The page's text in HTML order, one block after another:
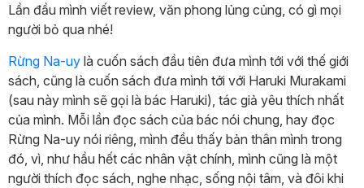
Lần đầu mình viết review, văn phong lủng củng, có gì mọi
người bỏ qua nhé!
Rừng Na-uy là cuốn sách đầu tiên đưa mình tới với thế giới
sách, cũng là cuốn sách đưa mình tới với Haruki Murakami
(sau này mình sẽ gọi là bác Haruki), tác giả yêu thích nhất
của mình. Mỗi lần đọc sách của bác nói chung, hay đọc
Rừng Na-uy nói riêng, mình đều thấy bản thân mình trong
đó, vì, như hầu hết các nhân vật chính, mình cũng là một
người thích đọc sách, nghe nhạc, sống nội tâm, và đôi khi